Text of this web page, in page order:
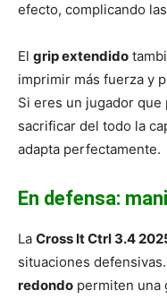
efecto, complicando
El grip extendido
imprimir más fuerza y
Si eres un jugador
sacrificar del todo la
adapta perfectamente.
En defensa:
La Cross It Ctrl 3.4
situaciones
redondo permiten una